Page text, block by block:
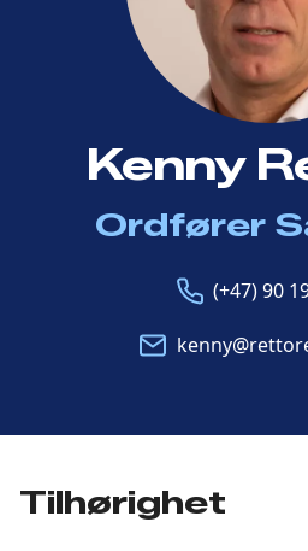
Kenny
Ordfører
(+47) 90
Tilhørighet